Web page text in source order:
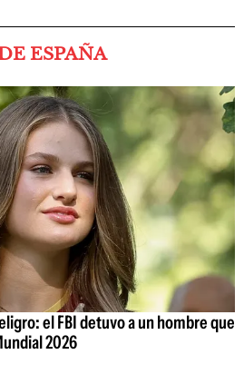
ESPAÑA
el FBI detuvo a un hombre que
2026